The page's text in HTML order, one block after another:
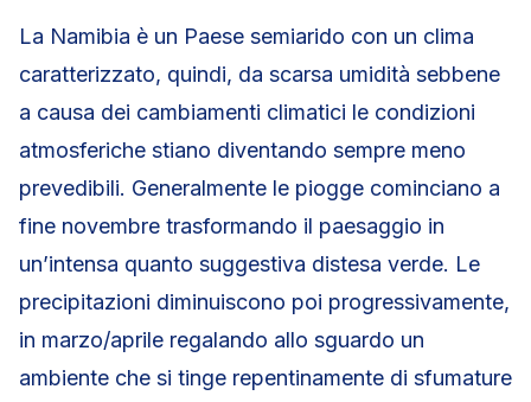
La Namibia è un Paese semiarido con un clima
caratterizzato, quindi, da scarsa umidità sebbene
a causa dei cambiamenti climatici le condizioni
atmosferiche stiano diventando sempre meno
prevedibili. Generalmente le piogge cominciano a
fine novembre trasformando il paesaggio in
un’intensa quanto suggestiva distesa verde. Le
precipitazioni diminuiscono poi progressivamente,
in marzo/aprile regalando allo sguardo un
ambiente che si tinge repentinamente di sfumature